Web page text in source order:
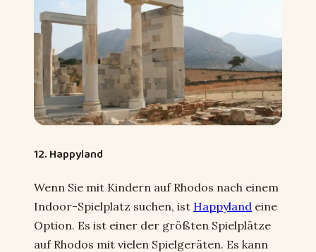
12. Happyland
Wenn Sie mit Kindern auf Rhodos nach einem
Indoor-Spielplatz suchen, ist Happyland eine
Option. Es ist einer der größten Spielplätze
auf Rhodos mit vielen Spielgeräten. Es kann